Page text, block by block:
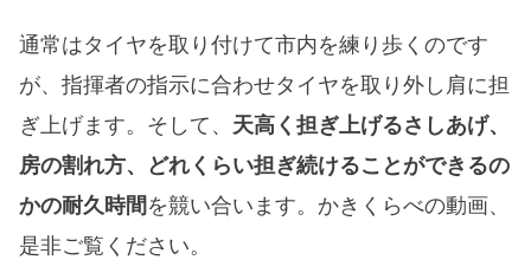
通常はタイヤを取り付けて市内を練り歩くのです
が、指揮者の指示に合わせタイヤを取り外し肩に担
ぎ上げます。そして、 天高く担ぎ上げるさしあげ、
房の割れ方、どれくらい担ぎ続けることができるの
かの耐久時間 を競い合います。かきくらべの動画、
是非ご覧ください。